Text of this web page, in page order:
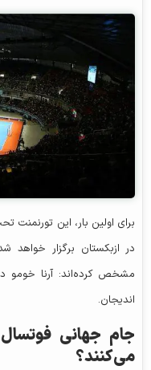
برای اولین بار، این
در ازبکستان برگزار خواهد
مشخص کرده‌اند: آرنا خومو
اندیجان.
می‌کنند؟